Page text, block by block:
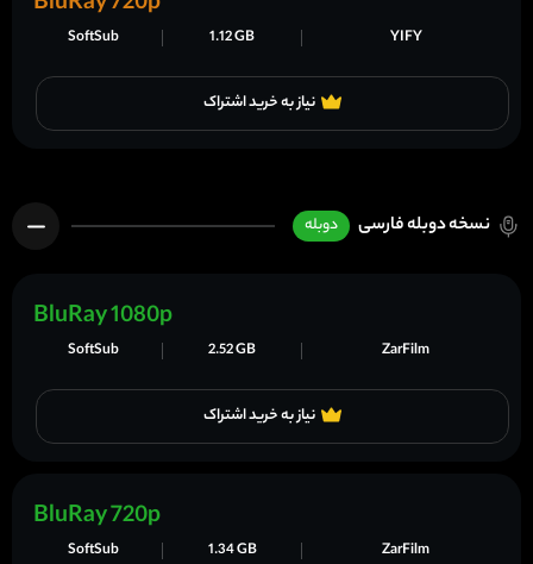
نیاز به خرید اشتراک
YIFY
1.12 GB
SoftSub
نسخه دوبله فارسی دوبله
نیاز به خرید اشتراک
ZarFilm
2.52 GB
SoftSub
BluRay 1080p
ZarFilm
1.34 GB
SoftSub
BluRay 720p